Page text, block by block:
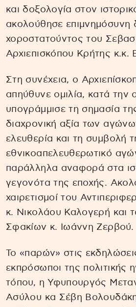
και δοξολογία στον
ακολούθησε επιμνημόσυνη
χοροστατούντος του
Αρχιεπισκόπου Κρήτης κ.κ.
Στη συνέχεια, ο
απηύθυνε ομιλία, κατά την
υπογράμμισε τη σημασία
διαχρονική αξία των
ελευθερία και τη συμβολή
εθνικοαπελευθερωτικό
παράλληλα αναφορά στα
γεγονότα της εποχής.
χαιρετισμοί του
κ. Νικολάου Καλογερή και
Σφακίων κ. Ιωάννη Ζερβού.
Το «παρών» στις
εκπρόσωποι της πολιτικής
τόπου, η Υφυπουργός
Ασύλου κα Σέβη